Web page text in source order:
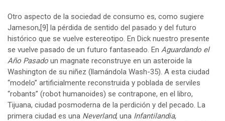
Otro aspecto de la sociedad de consumo es, como sugiere
Jameson,[9] la pérdida de sentido del pasado y del futuro
histórico que se vuelve estereotipo. En Dick nuestro presente
se vuelve pasado de un futuro fantaseado. En Aguardando el
Año Pasado un magnate reconstruye en un asteroide la
Washington de su niñez (llamándola Wash-35). A esta ciudad
“modelo” artificialmente reconstruida y poblada de serviles
“robants” (robot humanoides) se contrapone, en el libro,
Tijuana, ciudad posmoderna de la perdición y del pecado. La
primera ciudad es una Neverland, una Infantilandia,